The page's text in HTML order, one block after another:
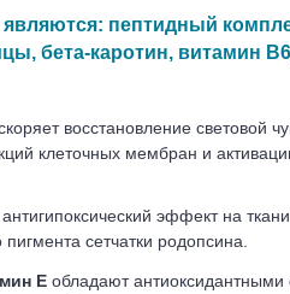
пептидный
бета-каротин, витамин
восстановление световой
клеточных мембран и
эффект на
сетчатки родопсина.
Е обладают